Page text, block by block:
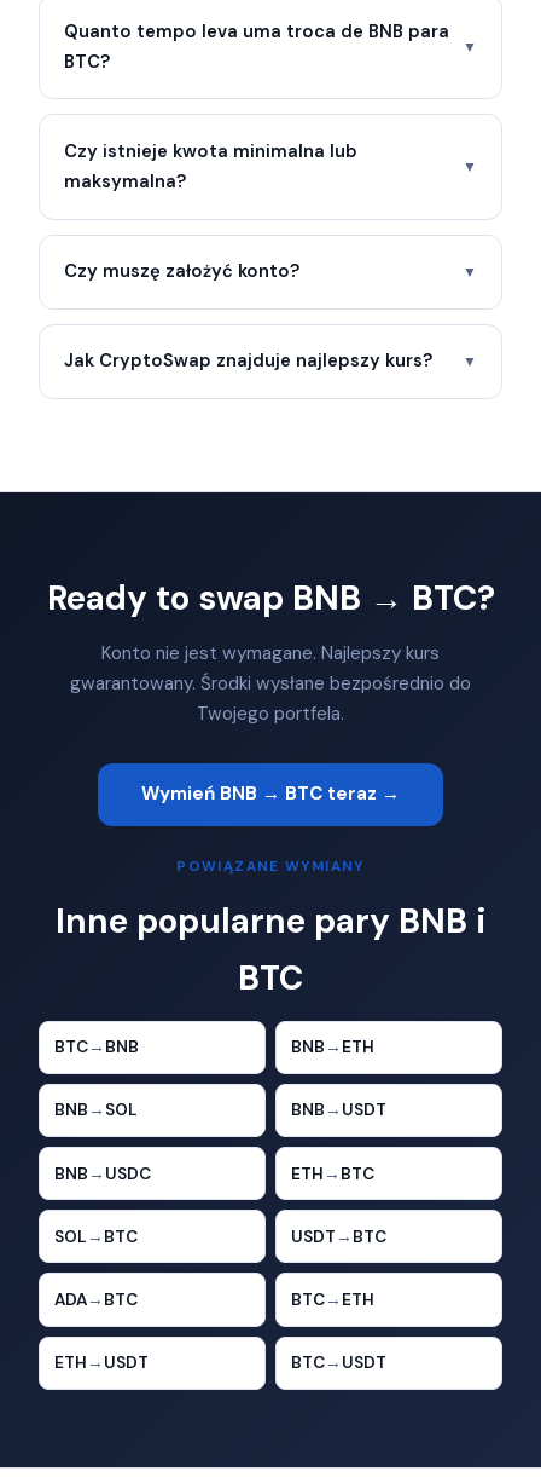
Quanto tempo leva uma troca de BNB para
BTC?
▼
Czy istnieje kwota minimalna lub
maksymalna?
▼
Czy muszę założyć konto? ▼
Jak CryptoSwap znajduje najlepszy kurs? ▼
Ready to swap BNB → BTC?
Konto nie jest wymagane. Najlepszy kurs
gwarantowany. Środki wysłane bezpośrednio do
Twojego portfela.
Wymień BNB → BTC teraz →
POWIĄZANE WYMIANY
Inne popularne pary BNB i
BTC
BTC→ BNB BNB → ETH
BNB → SOL BNB → USDT
BNB → USDC ETH → BTC
SOL → BTC USDT → BTC
ADA→ BTC BTC→ ETH
ETH → USDT BTC→ USDT